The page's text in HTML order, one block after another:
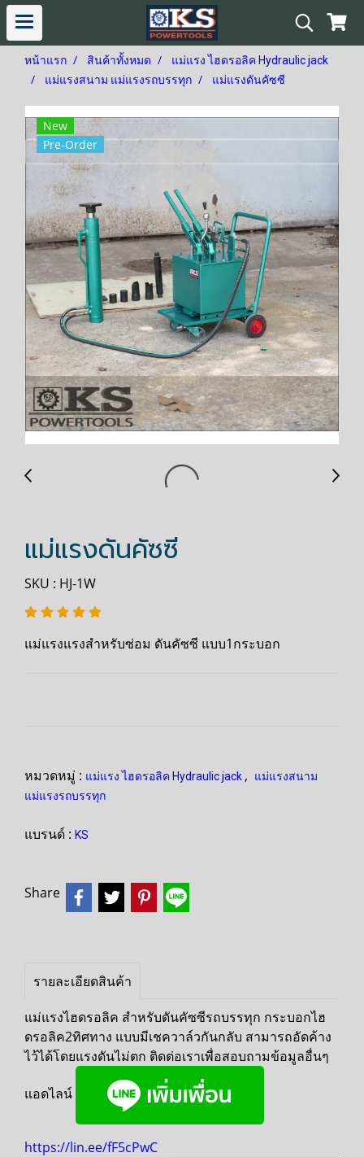
หน้าแรก สินค้าทั้งหมด
แม่แรง ไฮดรอลิค Hydraulic jack
แม่แรงสนาม แม่แรงรถบรรทุก
แม่แรงดันคัซซี
New
Pre-Order
แม่แรงดันคัซซี
SKU : HJ-1W
แม่แรงแรงสำหรับซ่อม ดันคัซซี แบบ1กระบอก
หมวดหมู่ : แม่แรง ไฮดรอลิค Hydraulic jack ,
แม่แรงสนาม
แม่แรงรถบรรทุก
แบรนด์ : KS
Share
รายละเอียดสินค้า
แม่แรงไฮดรอลิค สำหรับดันคัซซีรถบรรทุก กระบอกไฮ
ดรอลิค2ทิศทาง แบบมีเชควาล์วกันกลับ สามารถอัดค้าง
ไว้ได้โดยแรงดันไม่ตก ติดต่อเราเพื่อสอบถามข้อมูลอื่นๆ
แอดไลน์
https://lin.ee/fF5cPwC